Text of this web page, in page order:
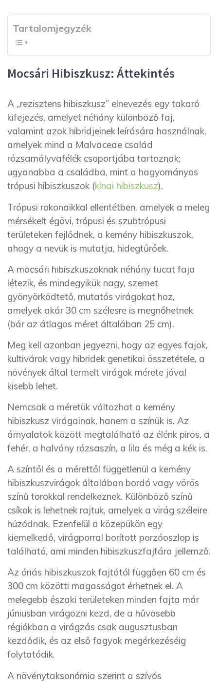
Tartalomjegyzék
Mocsári Hibiszkusz: Áttekintés
A „rezisztens hibiszkusz” elnevezés egy takaró
kifejezés, amelyet néhány különböző faj,
valamint azok hibridjeinek leírására használnak,
amelyek mind a Malvaceae család
rózsamályvafélék csoportjába tartoznak;
ugyanabba a családba, mint a hagyományos
trópusi hibiszkuszok (kínai hibiszkusz).
Trópusi rokonaikkal ellentétben, amelyek a meleg
mérsékelt égövi, trópusi és szubtrópusi
területeken fejlődnek, a kemény hibiszkuszok,
ahogy a nevük is mutatja, hidegtűrőek.
A mocsári hibiszkuszoknak néhány tucat faja
létezik, és mindegyikük nagy, szemet
gyönyörködtető, mutatós virágokat hoz,
amelyek akár 30 cm szélesre is megnőhetnek
(bár az átlagos méret általában 25 cm).
Meg kell azonban jegyezni, hogy az egyes fajok,
kultivárok vagy hibridek genetikai összetétele, a
növények által termelt virágok mérete jóval
kisebb lehet.
Nemcsak a méretük változhat a kemény
hibiszkusz virágainak, hanem a színük is. Az
árnyalatok között megtalálható az élénk piros, a
fehér, a halvány rózsaszín, a lila és még a kék is.
A színtől és a mérettől függetlenül a kemény
hibiszkuszvirágok általában bordó vagy vörös
színű torokkal rendelkeznek. Különböző színű
csíkok is lehetnek rajtuk, amelyek a virág széleire
húzódnak. Ezenfelül a közepükön egy
kiemelkedő, virágporral borított porzóoszlop is
található, ami minden hibiszkuszfajtára jellemző.
Az óriás hibiszkuszok fajtától függően 60 cm és
300 cm közötti magasságot érhetnek el. A
melegebb északi területeken minden fajta már
júniusban virágozni kezd, de a hűvösebb
régiókban a virágzás csak augusztusban
kezdődik, és az első fagyok megérkezéséig
folytatódik.
A növénytaksonómia szerint a szívós